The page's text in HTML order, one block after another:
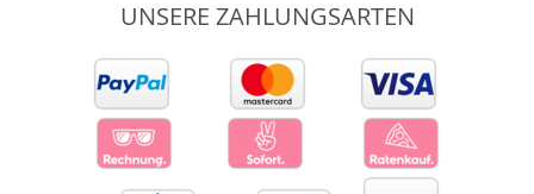
UNSERE ZAHLUNGSARTEN